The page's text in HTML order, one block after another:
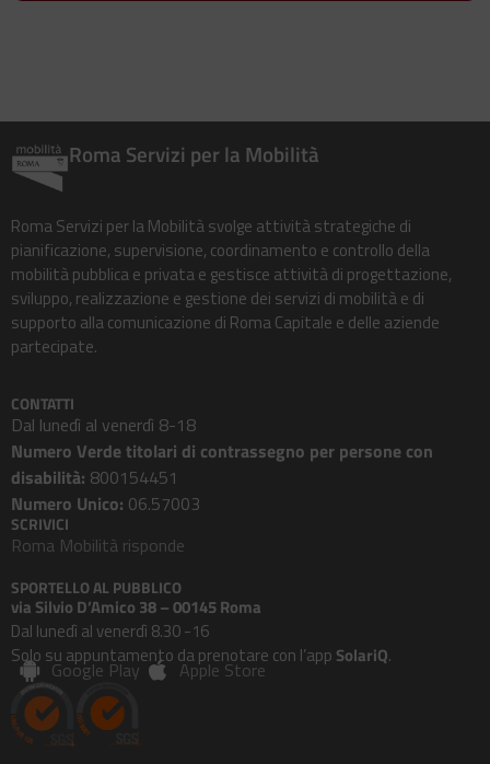
Roma Servizi per la Mobilità
Roma Servizi per la Mobilità svolge attività strategiche di
pianificazione, supervisione, coordinamento e controllo della
mobilità pubblica e privata e gestisce attività di progettazione,
sviluppo, realizzazione e gestione dei servizi di mobilità e di
supporto alla comunicazione di Roma Capitale e delle aziende
partecipate.
CONTATTI
Dal lunedì al venerdì 8-18
Numero Verde titolari di contrassegno per persone con
disabilità: 800154451
Numero Unico: 06.57003
SCRIVICI
Roma Mobilità risponde
SPORTELLO AL PUBBLICO
via Silvio D’Amico 38 – 00145 Roma
Dal lunedì al venerdì 8.30 -16
Solo su appuntamento da prenotare con l’app SolariQ.
Google Play Apple Store